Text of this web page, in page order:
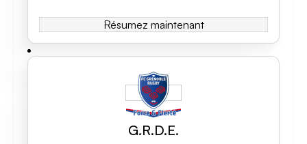
Résumez maintenant
G.R.D.E.